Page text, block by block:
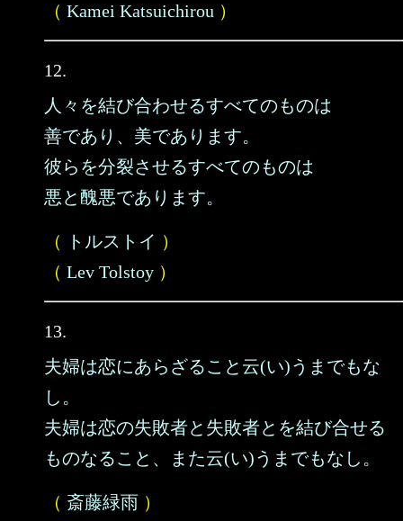
（ Kamei Katsuichirou ）
12.
人々を結び合わせるすべてのものは
善であり、美であります。
彼らを分裂させるすべてのものは
悪と醜悪であります。
（ トルストイ ）
（ Lev Tolstoy ）
13.
夫婦は恋にあらざること云(い)うまでもな
し。
夫婦は恋の失敗者と失敗者とを結び合せる
ものなること、また云(い)うまでもなし。
（ 斎藤緑雨 ）